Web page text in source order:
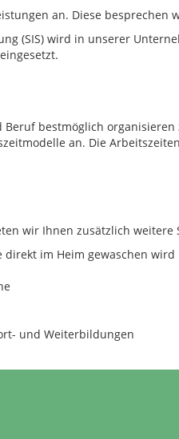
an. Diese besprechen
(SIS) wird in unserer
Beruf bestmöglich
an. Die
wir Ihnen zusätzlich weitere
im Heim gewaschen wird
und Weiterbildungen